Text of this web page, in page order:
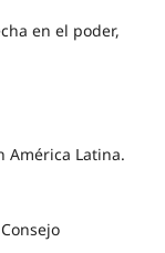
en el poder,
América Latina.